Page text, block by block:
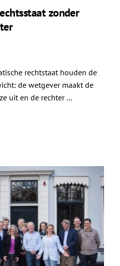
zonder
rechtstaat houden de
de wetgever maakt de
uit en de rechter ...